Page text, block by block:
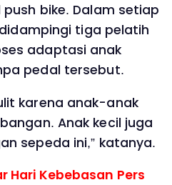
bike. Dalam setiap
tiga pelatih
adaptasi anak
pedal tersebut.
karena anak-anak
Anak kecil juga
sepeda ini,” katanya.
Hari Kebebasan Pers